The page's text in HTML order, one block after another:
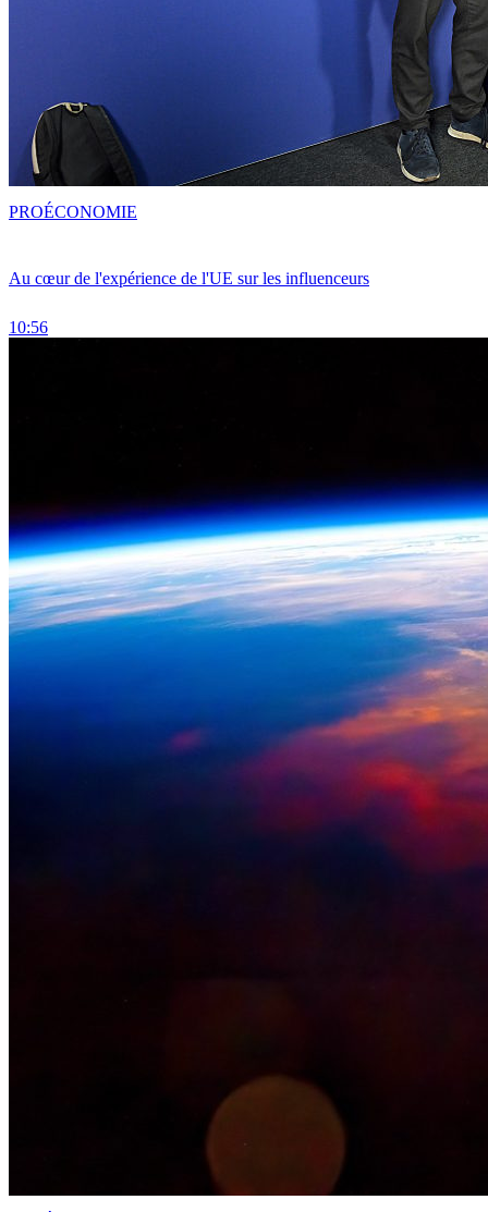
Au cœur de l'expérience de l'UE sur les influenceurs
10:56
PROÉCONOMIE